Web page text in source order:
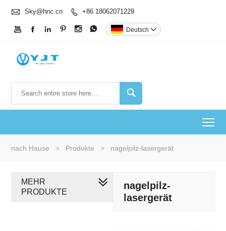
 Sky@hnc.cn  +86 18062071229
      Deutsch 

nach Hause > Produkte > nagelpilz-lasergerät
nagelpilz-
lasergerät
MEHR
PRODUKTE